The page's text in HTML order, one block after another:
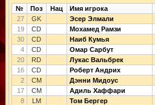
№ Поз Нац Имя игрока
27
GK Эсер Элмали
19
CD Мохамед Рамзи
30
CD Наиб Кумья
4
CD Омар Сарбут
20
RD Лукас Вальбрек
16
CD Роберт Андрих
2
CM Дэнни Мидоус
17
CM Адиль Хаффари
8
LM Том Бергер